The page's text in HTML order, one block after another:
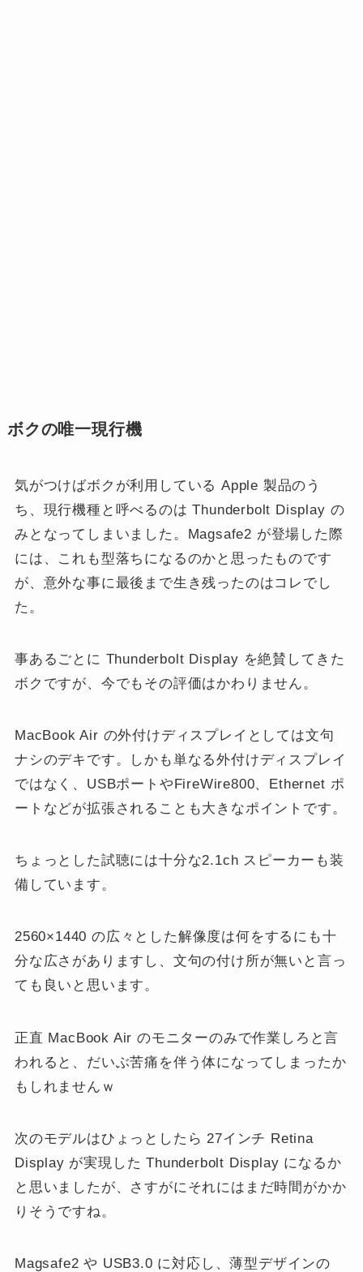
ボクの唯一現行機
気がつけばボクが利用している Apple 製品のう
ち、現行機種と呼べるのは Thunderbolt Display の
みとなってしまいました。Magsafe2 が登場した際
には、これも型落ちになるのかと思ったものです
が、意外な事に最後まで生き残ったのはコレでし
た。
事あるごとに Thunderbolt Display を絶賛してきた
ボクですが、今でもその評価はかわりません。
MacBook Air の外付けディスプレイとしては文句
ナシのデキです。しかも単なる外付けディスプレイ
ではなく、USBポートやFireWire800、Ethernet ポ
ートなどが拡張されることも大きなポイントです。
ちょっとした試聴には十分な2.1ch スピーカーも装
備しています。
2560×1440 の広々とした解像度は何をするにも十
分な広さがありますし、文句の付け所が無いと言っ
ても良いと思います。
正直 MacBook Air のモニターのみで作業しろと言
われると、だいぶ苦痛を伴う体になってしまったか
もしれませんｗ
次のモデルはひょっとしたら 27インチ Retina
Display が実現した Thunderbolt Display になるか
と思いましたが、さすがにそれにはまだ時間がかか
りそうですね。
Magsafe2 や USB3.0 に対応し、薄型デザインの